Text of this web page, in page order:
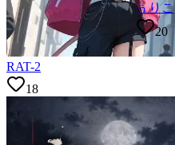
RAT-2
18
ぅりこ
20